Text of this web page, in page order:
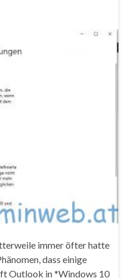
immer öfter hatte
dass einige
Outlook in *Windows 10